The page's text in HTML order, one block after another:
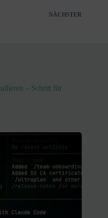
NÄCHSTER
– Schritt für